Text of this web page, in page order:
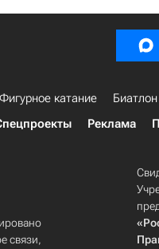
Фигурное катание Биатлон
Реклама
связи,